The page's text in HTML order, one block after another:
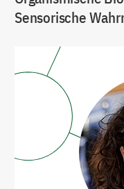
Sensorische